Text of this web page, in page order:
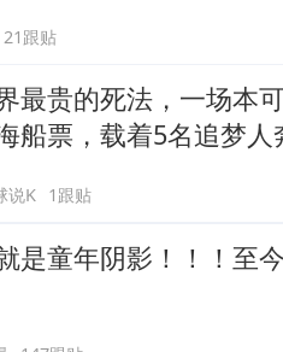
21跟贴
最贵的死法，一场本
船票，载着5名追梦
说K 1跟贴
是童年阴影！！！至